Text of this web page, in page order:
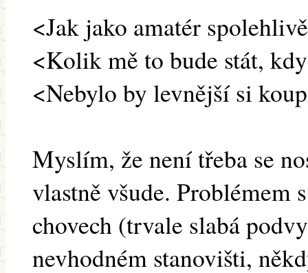
<Jak jako amatér
<Kolik mě to bude stát,
<Nebylo by levnější si
Myslím, že není třeba se
vlastně všude. Problémem
chovech (trvale slabá
nevhodném stanovišti,